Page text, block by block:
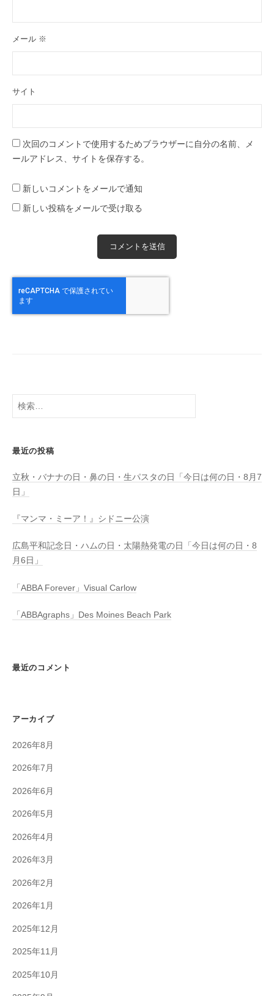
メール ※
サイト
次回のコメントで使用するためブラウザーに自分の名前、メ
ールアドレス、サイトを保存する。
新しいコメントをメールで通知
新しい投稿をメールで受け取る
検
索:
最近の投稿
立秋・バナナの日・鼻の日・生パスタの日「今日は何の日・8月7
日」
『マンマ・ミーア！』シドニー公演
広島平和記念日・ハムの日・太陽熱発電の日「今日は何の日・8
月6日」
「ABBA Forever」Visual Carlow
「ABBAgraphs」Des Moines Beach Park
最近のコメント
アーカイブ
2026年8月
2026年7月
2026年6月
2026年5月
2026年4月
2026年3月
2026年2月
2026年1月
2025年12月
2025年11月
2025年10月